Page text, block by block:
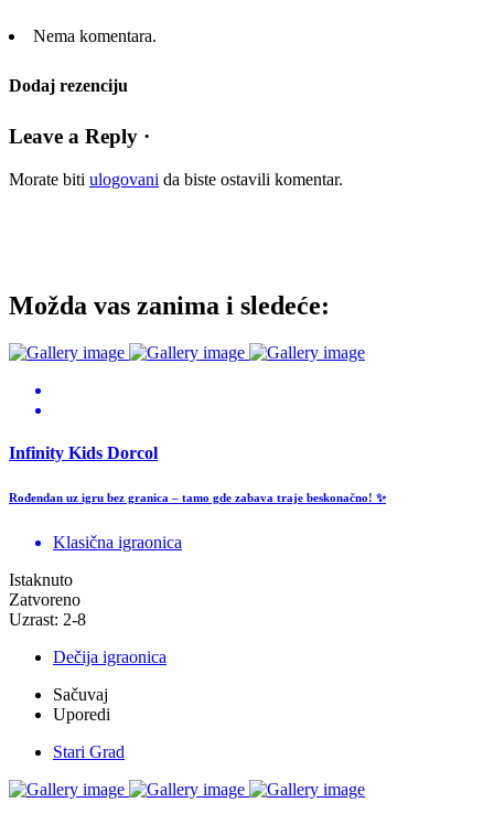
Nema komentara.
Dodaj rezenciju
Leave a Reply ·
Morate biti ulogovani da biste ostavili komentar.
Možda vas zanima i sledeće:
Infinity Kids Dorcol
Rođendan uz igru bez granica – tamo gde zabava traje beskonačno! ✨
Klasična igraonica
Istaknuto
Zatvoreno
Uzrast: 2-8
Dečija igraonica
Sačuvaj
Uporedi
Stari Grad